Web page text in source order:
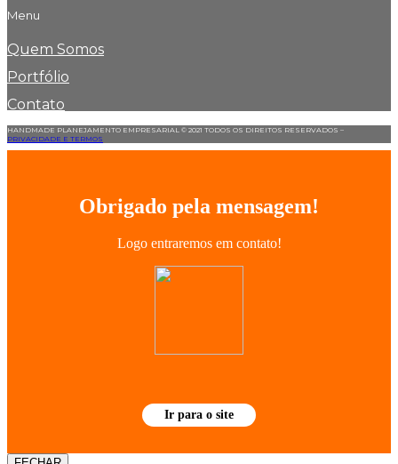
Menu
Quem Somos
Portfólio
Contato
HANDMADE PLANEJAMENTO EMPRESARIAL © 2021 TODOS OS DIREITOS RESERVADOS –
PRIVACIDADE E TERMOS
Obrigado pela mensagem!
Logo entraremos em contato!
Ir para o site